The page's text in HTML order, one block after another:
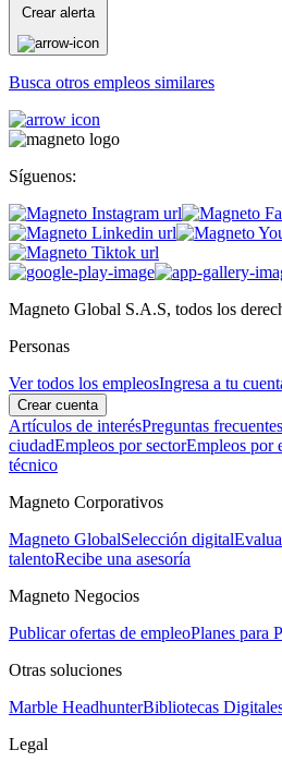
Crear alerta
Busca otros empleos similares
Síguenos:
Magneto Global S.A.S, todos los
Personas
Ver todos los empleosIngresa a tu
Crear cuenta
Artículos de interésPreguntas frecuentes
ciudadEmpleos por sectorEmpleos por
técnico
Magneto Corporativos
Magneto GlobalSelección digital
talentoRecibe una asesoría
Magneto Negocios
Publicar ofertas de empleoPlanes para
Otras soluciones
Marble HeadhunterBibliotecas
Legal